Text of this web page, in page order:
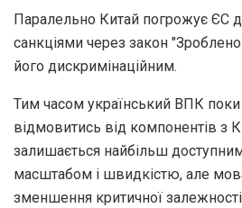
Паралельно Китай погрожує ЄС
санкціями через закон
його дискримінаційним.
Тим часом український ВПК
відмовитись від компонентів з
залишається найбільш
масштабом і швидкістю, але
зменшення критичної